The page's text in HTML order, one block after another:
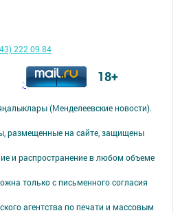
(Менделеевские новости).
размещенные на сайте, защищены
и распространение в любом объеме
только с письменного согласия
агентства по печати и массовым
222 09 84
; 18+